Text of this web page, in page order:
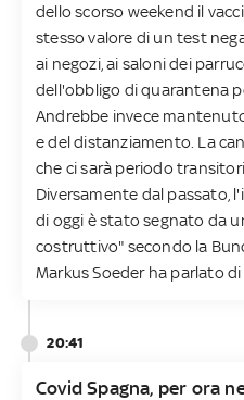
dello scorso weekend il
stesso valore di un test
ai negozi, ai saloni dei
dell'obbligo di quarantena
Andrebbe invece
e del distanziamento. La
che ci sarà periodo
Diversamente dal passato,
di oggi è stato segnato da
costruttivo" secondo la
Markus Soeder ha parlato
20:41
Covid Spagna, per ora